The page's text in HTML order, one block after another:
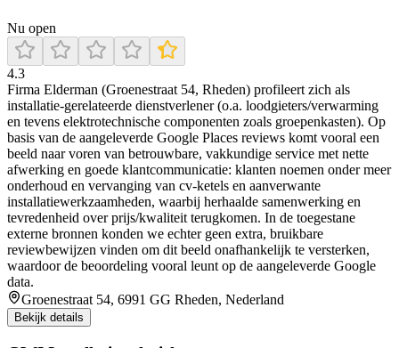
Nu open
4.3
Firma Elderman (Groenestraat 54, Rheden) profileert zich als
installatie-gerelateerde dienstverlener (o.a. loodgieters/verwarming
en tevens elektrotechnische componenten zoals groepenkasten). Op
basis van de aangeleverde Google Places reviews komt vooral een
beeld naar voren van betrouwbare, vakkundige service met nette
afwerking en goede klantcommunicatie: klanten noemen onder meer
onderhoud en vervanging van cv-ketels en aanverwante
installatiewerkzaamheden, waarbij herhaalde samenwerking en
tevredenheid over prijs/kwaliteit terugkomen. In de toegestane
externe bronnen konden we echter geen extra, bruikbare
reviewbewijzen vinden om dit beeld onafhankelijk te versterken,
waardoor de beoordeling vooral leunt op de aangeleverde Google
data.
Groenestraat 54, 6991 GG Rheden, Nederland
Bekijk details